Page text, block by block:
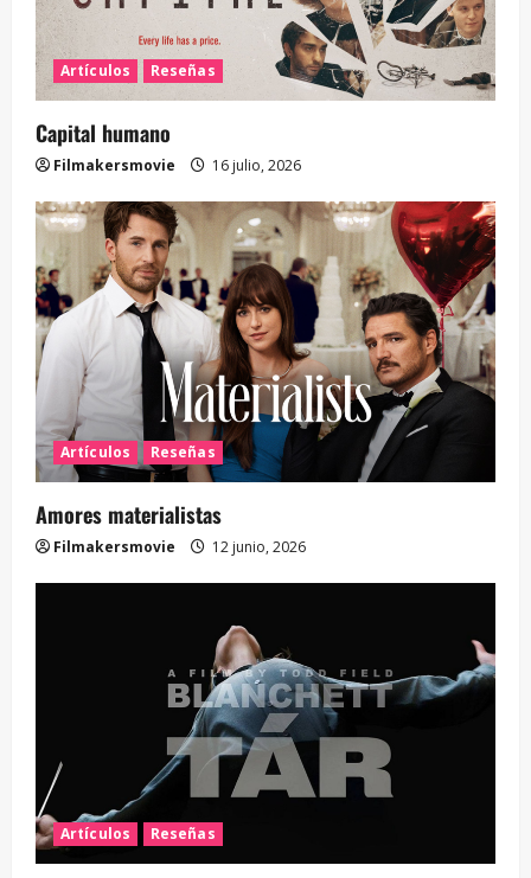
Artículos Reseñas
Capital humano
Filmakersmovie 16 julio, 2026
Artículos Reseñas
Amores materialistas
Filmakersmovie 12 junio, 2026
Artículos Reseñas